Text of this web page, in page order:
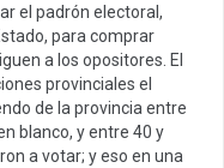
el padrón electoral,
para comprar
a los opositores. El
provinciales el
de la provincia entre
blanco, y entre 40 y
a votar; y eso en una